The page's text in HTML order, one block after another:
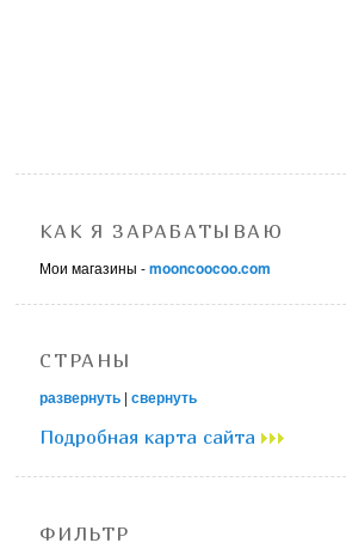
КАК Я ЗАРАБАТЫВАЮ
Мои магазины -mooncoocoo.com
СТРАНЫ
развернуть |свернуть
Подробная карта сайта
ФИЛЬТР